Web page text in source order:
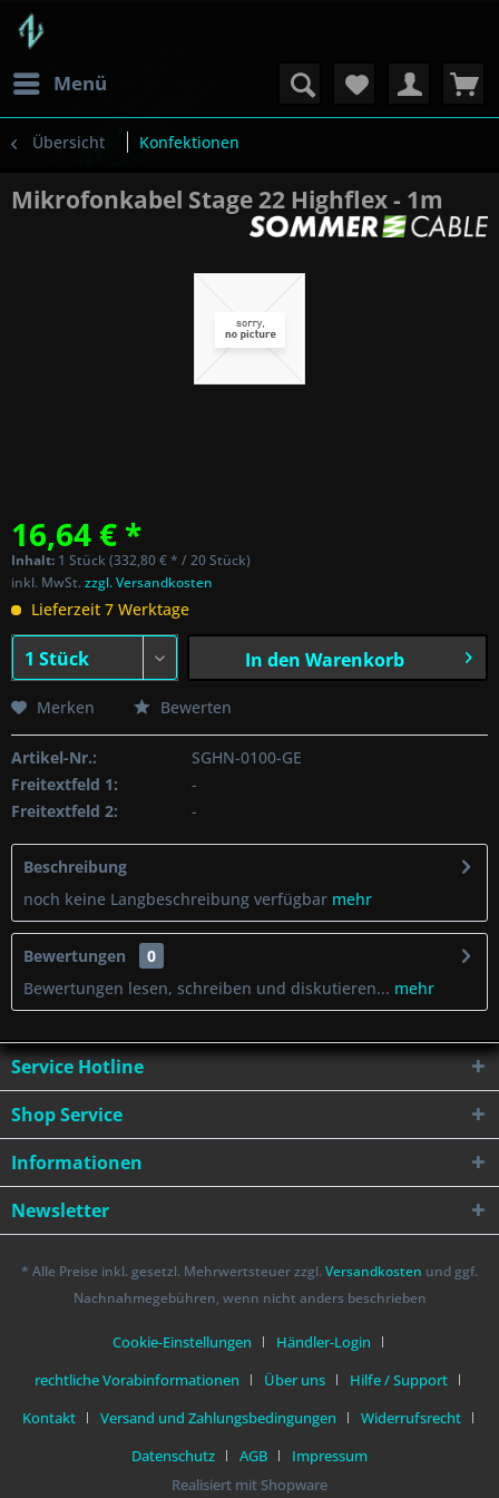
Menü
Übersicht Konfektionen
Mikrofonkabel Stage 22 Highflex - 1m
16,64 € *
Inhalt: 1 Stück (332,80 € * / 20 Stück)
inkl. MwSt.zzgl. Versandkosten
Lieferzeit 7 Werktage
In den Warenkorb
Merken Bewerten
Artikel-Nr.:
SGHN-0100-GE
Freitextfeld 1:
-
Freitextfeld 2:
-
Beschreibung
noch keine Langbeschreibung verfügbar mehr
Bewertungen
0
Bewertungen lesen, schreiben und diskutieren... mehr
Service Hotline
Shop Service
Informationen
Newsletter
* Alle Preise inkl. gesetzl. Mehrwertsteuer zzgl. Versandkosten und ggf.
Nachnahmegebühren, wenn nicht anders beschrieben
Cookie-Einstellungen
Händler-Login
rechtliche Vorabinformationen
Über uns
Hilfe / Support
Kontakt
Versand und Zahlungsbedingungen
Widerrufsrecht
Datenschutz
AGB
Impressum
Realisiert mit Shopware